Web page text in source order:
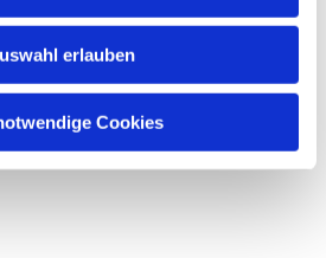
erlauben
Cookies